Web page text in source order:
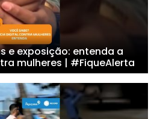
e exposição: entenda a
mulheres | #FiqueAlerta